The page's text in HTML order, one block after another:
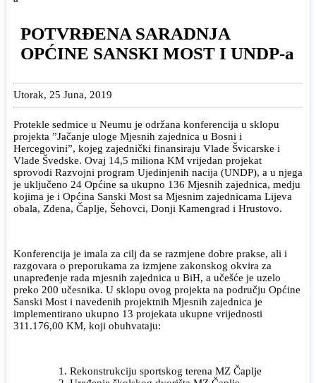
POTVRĐENA SARADNJA
OPĆINE SANSKI MOST I UNDP-a
Utorak, 25 Juna, 2019
Protekle sedmice u Neumu je održana konferencija u sklopu
projekta ”Jačanje uloge Mjesnih zajednica u Bosni i
Hercegovini”, kojeg zajednički finansiraju Vlade Švicarske i
Vlade Švedske. Ovaj 14,5 miliona KM vrijedan projekat
sprovodi Razvojni program Ujedinjenih nacija (UNDP), a u njega
je uključeno 24 Općine sa ukupno 136 Mjesnih zajednica, medju
kojima je i Općina Sanski Most sa Mjesnim zajednicama Lijeva
obala, Zdena, Čaplje, Šehovci, Donji Kamengrad i Hrustovo.
Konferencija je imala za cilj da se razmjene dobre prakse, ali i
razgovara o preporukama za izmjene zakonskog okvira za
unapređenje rada mjesnih zajednica u BiH, a učešće je uzelo
preko 200 učesnika. U sklopu ovog projekta na području Općine
Sanski Most i navedenih projektnih Mjesnih zajednica je
implementirano ukupno 13 projekata ukupne vrijednosti
311.176,00 KM, koji obuhvataju:
Rekonstrukciju sportskog terena MZ Čaplje